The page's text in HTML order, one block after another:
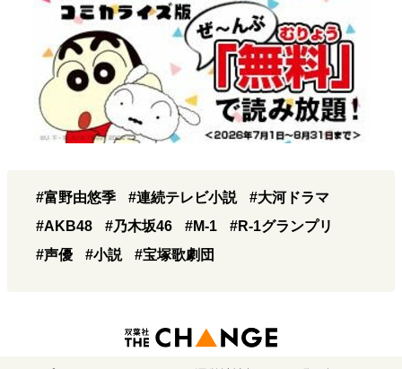
#富野由悠季 #連続テレビ小説
#大河ドラマ
#AKB48
#乃木坂46 #M-1
#R-1グランプリ
#声優
#小説 #宝塚歌劇団